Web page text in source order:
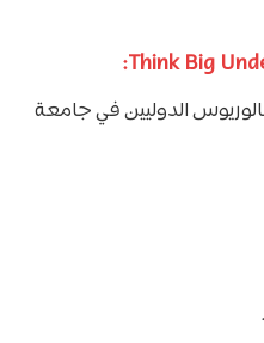
الدوليين في جامعة